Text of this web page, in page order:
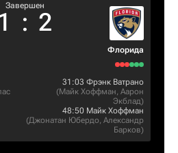
Завершен
: 2
Флорида
31:03 Фрэнк Ватрано
(Майк Хоффман, Аарон
Экблад)
48:50 Майк Хоффман
(Джонатан Юбердо, Александр
Барков)